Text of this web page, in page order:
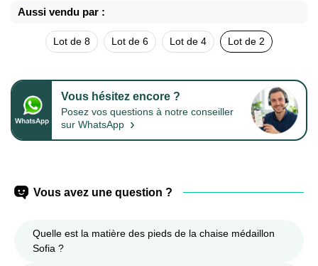
Aussi vendu par :
Lot de 8 Lot de 6 Lot de 4 Lot de 2
Vous hésitez encore ?
Posez vos questions à notre conseiller
sur WhatsApp ›
Vous avez une question ?
Quelle est la matière des pieds de la chaise médaillon
Sofia ?